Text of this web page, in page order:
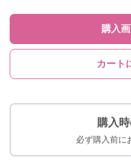
購入
カート
購入
必ず購入前に